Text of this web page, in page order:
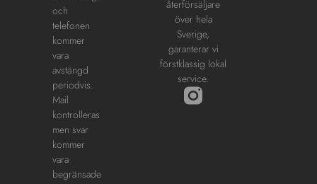
återförsäljare
över hela
Sverige,
garanterar vi
förstklassig lokal
service.
och
telefonen
kommer
vara
avstängd
periodvis.
Mail
kontrolleras
men svar
kommer
vara
begränsade